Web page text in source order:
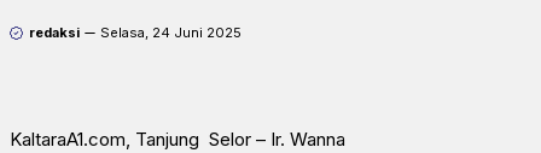
redaksi Selasa, 24 Juni 2025
KaltaraA1.com, Tanjung Selor – Ir. Wanna